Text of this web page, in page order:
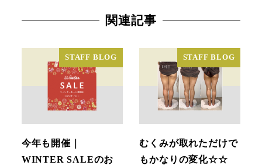
関連記事
STAFF BLOG
今年も開催｜
WINTER SALEのお
STAFF BLOG
むくみが取れただけで
もかなりの変化☆☆